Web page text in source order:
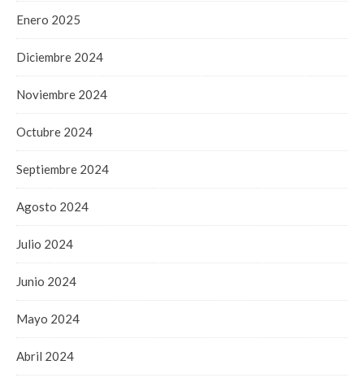
Enero 2025
Diciembre 2024
Noviembre 2024
Octubre 2024
Septiembre 2024
Agosto 2024
Julio 2024
Junio 2024
Mayo 2024
Abril 2024